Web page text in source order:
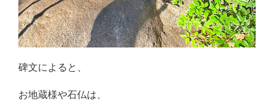
碑文によると、
お地蔵様や石仏は、